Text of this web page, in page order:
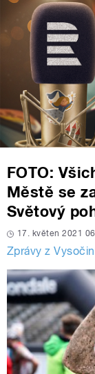
FOTO:
Městě se
Světový
17. květen 2021
Zprávy z